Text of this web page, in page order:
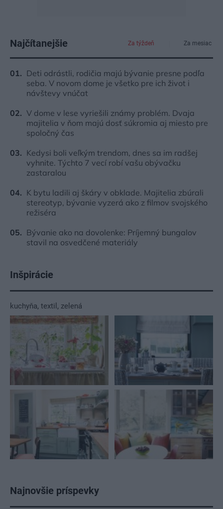
Najčítanejšie Za týždeň Za mesiac
Deti odrástli, rodičia majú bývanie presne podľa
seba. V novom dome je všetko pre ich život i
návštevy vnúčat
V dome v lese vyriešili známy problém. Dvaja
majitelia v ňom majú dosť súkromia aj miesto pre
spoločný čas
Kedysi boli veľkým trendom, dnes sa im radšej
vyhnite. Týchto 7 vecí robí vašu obývačku
zastaralou
K bytu ladili aj škáry v obklade. Majitelia zbúrali
stereotyp, bývanie vyzerá ako z filmov svojského
režiséra
Bývanie ako na dovolenke: Príjemný bungalov
stavil na osvedčené materiály
Inšpirácie
kuchyňa, textil , zelená
Najnovšie príspevky